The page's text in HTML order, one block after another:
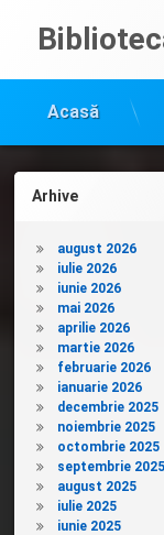
Acasă
Arhive
august 2026
iulie 2026
iunie 2026
mai 2026
aprilie 2026
martie 2026
februarie 2026
ianuarie 2026
decembrie 2025
noiembrie 2025
octombrie 2025
septembrie 2025
august 2025
iulie 2025
iunie 2025